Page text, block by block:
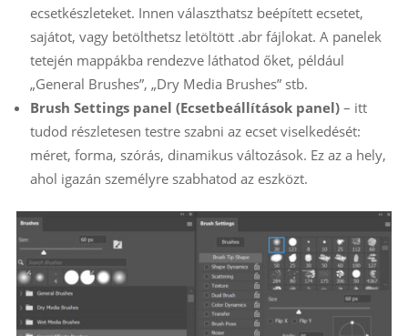
ecsetkészleteket. Innen választhatsz beépített ecsetet,
sajátot, vagy betölthetsz letöltött .abr fájlokat. A panelek
tetején mappákba rendezve láthatod őket, például
„General Brushes”, „Dry Media Brushes” stb.
Brush Settings panel (Ecsetbeállítások panel)– itt
tudod részletesen testre szabni az ecset viselkedését:
méret, forma, szórás, dinamikus változások. Ez az a hely,
ahol igazán személyre szabhatod az eszközt.